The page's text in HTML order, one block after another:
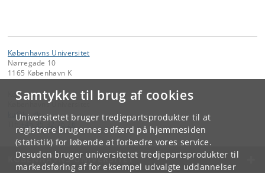
Samtykke til brug af cookies
Universitetet bruger tredjepartsprodukter til at
registrere brugernes adfærd på hjemmesiden
(statistik) for løbende at forbedre vores service.
Desuden bruger universitetet tredjepartsprodukter til
markedsføring af for eksempel udvalgte uddannelser
Københavns Universitet
Nørregade 10
1165 København K
Kontakt:
Københavns Universitet
@ku.dk
KØBENHAVNS UNIVERSITET